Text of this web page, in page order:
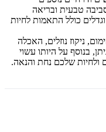
טבעית ובריאה
כולל התאמות לחיות
ניקוז נוזלים, האכלה
בנוסף על היותו עשוי
ולחיות שלכם נחת והנאה.